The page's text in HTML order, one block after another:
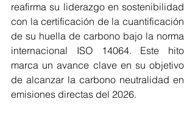
reafirma su liderazgo en sostenibilidad
con la certificación de la cuantificación
de su huella de carbono bajo la norma
internacional ISO 14064. Este hito
marca un avance clave en su objetivo
de alcanzar la carbono neutralidad en
emisiones directas del 2026.